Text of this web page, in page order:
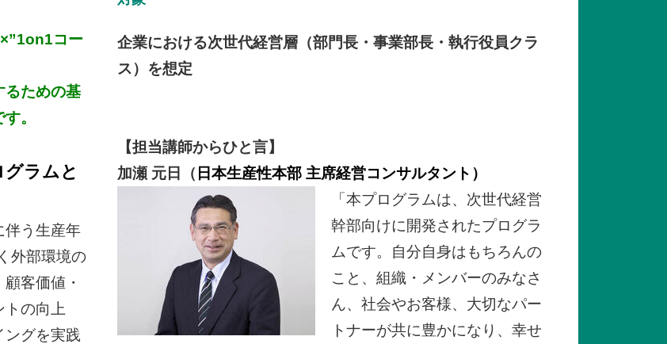
コー
るための基
。
グラムと
伴う生産年
外部環境の
客価値・
トの向上
ングを実践
企業における次世代経営層（部門長・事業部長・執行役員クラ
ス）を想定
【担当講師からひと言】
加瀬 元日（ 日本生産性本部 主席経営コンサルタント）
「本プログラムは、次世代経営
幹部向けに開発されたプログラ
ムです。自分自身はもちろんの
こと、組織・メンバーのみなさ
ん、社会やお客様、大切なパー
トナーが共に豊かになり、幸せ